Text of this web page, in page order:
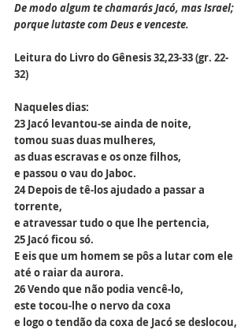
De modo algum te chamarás Jacó, mas Israel;
porque lutaste com Deus e venceste.
Leitura do Livro do Gênesis 32,23-33 (gr. 22-
32)
Naqueles dias:
23 Jacó levantou-se ainda de noite,
tomou suas duas mulheres,
as duas escravas e os onze filhos,
e passou o vau do Jaboc.
24 Depois de tê-los ajudado a passar a
torrente,
e atravessar tudo o que lhe pertencia,
25 Jacó ficou só.
E eis que um homem se pôs a lutar com ele
até o raiar da aurora.
26 Vendo que não podia vencê-lo,
este tocou-lhe o nervo da coxa
e logo o tendão da coxa de Jacó se deslocou,